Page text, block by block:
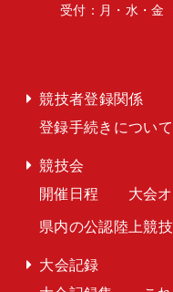
受付：月・水・金
競技者登録関係
登録手続きについて
競技会
開催日程
大会
県内の公認陸上競
大会記録